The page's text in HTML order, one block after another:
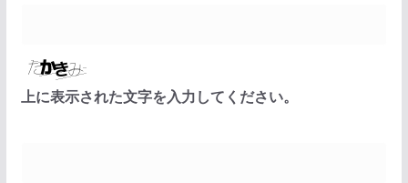
上に表示された文字を入力してください。